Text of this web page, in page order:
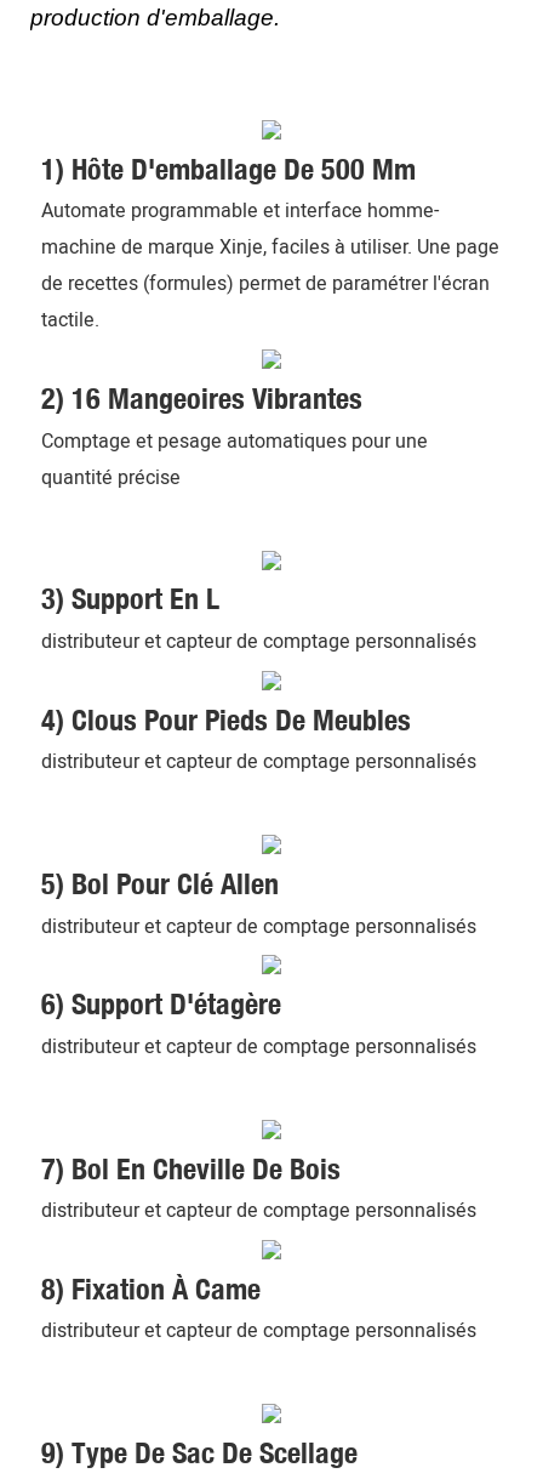
production d'emballage.
1) Hôte D'emballage De 500 Mm
Automate programmable et interface homme-
machine de marque Xinje, faciles à utiliser. Une page
de recettes (formules) permet de paramétrer l'écran
tactile.
2) 16 Mangeoires Vibrantes
Comptage et pesage automatiques pour une
quantité précise
3) Support En L
distributeur et capteur de comptage personnalisés
4) Clous Pour Pieds De Meubles
distributeur et capteur de comptage personnalisés
5) Bol Pour Clé Allen
distributeur et capteur de comptage personnalisés
6) Support D'étagère
distributeur et capteur de comptage personnalisés
7) Bol En Cheville De Bois
distributeur et capteur de comptage personnalisés
8) Fixation À Came
distributeur et capteur de comptage personnalisés
9) Type De Sac De Scellage